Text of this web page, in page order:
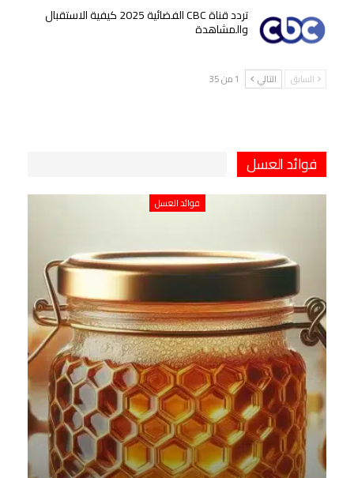
تردد قناة CBC الفضائية 2025 كيفية الاستقبال
والمشاهدة
السابق التالي 1 من 35
فوائد العسل
فوائد العسل